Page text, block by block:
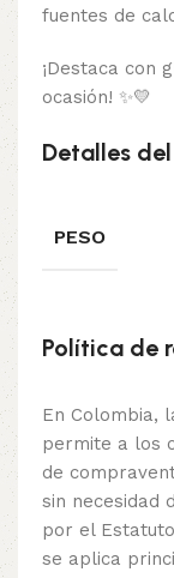
fuentes de
¡Destaca con
ocasión! ✨💛
Detalles
PESO
Política de
En Colombia,
permite a los
de
sin necesidad
por el Estatuto
se aplica